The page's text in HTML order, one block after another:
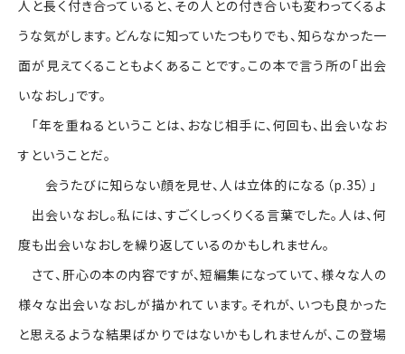
人と長く付き合っていると、その人との付き合いも変わってくるよ
うな気がします。どんなに知っていたつもりでも、知らなかった一
面が見えてくることもよくあることです。この本で言う所の「出会
いなおし」です。
「年を重ねるということは、おなじ相手に、何回も、出会いなお
すということだ。
会うたびに知らない顔を見せ、人は立体的になる（p.35）」
出会いなおし。私には、すごくしっくりくる言葉でした。人は、何
度も出会いなおしを繰り返しているのかもしれません。
さて、肝心の本の内容ですが、短編集になっていて、様々な人の
様々な出会いなおしが描かれています。それが、いつも良かった
と思えるような結果ばかりではないかもしれませんが、この登場